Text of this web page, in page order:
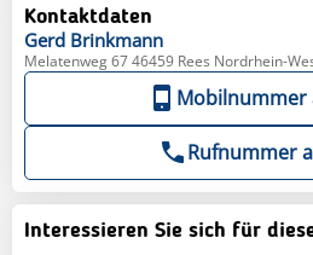
Kontaktdaten
Gerd Brinkmann
Melatenweg 67 46459 Rees Nordrhein-
Mobilnummer
Rufnummer
Interessieren Sie sich für